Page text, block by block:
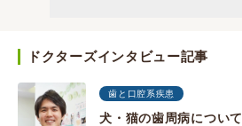
ドクターズインタビュー記事
歯と口腔系疾患
犬・猫の歯周病について